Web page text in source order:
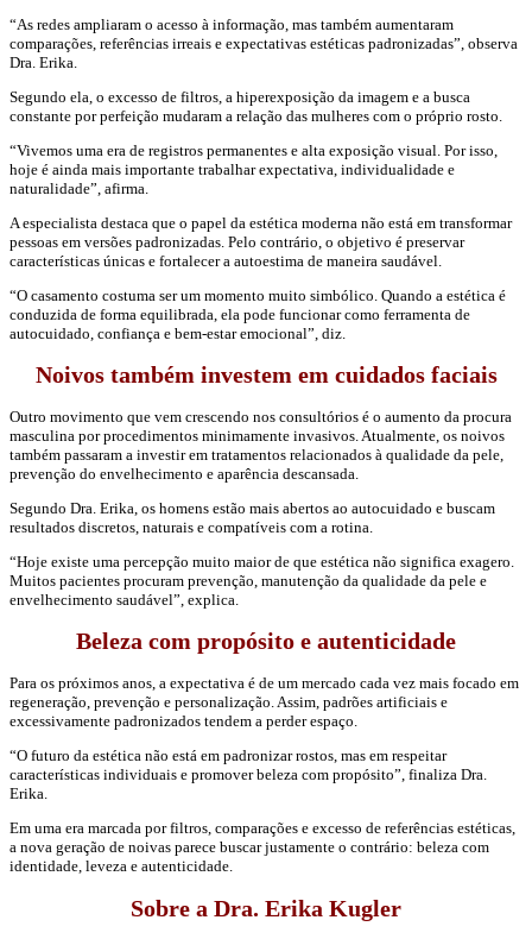
“As redes ampliaram o acesso à informação, mas também aumentaram
comparações, referências irreais e expectativas estéticas padronizadas”, observa
Dra. Erika.
Segundo ela, o excesso de filtros, a hiperexposição da imagem e a busca
constante por perfeição mudaram a relação das mulheres com o próprio rosto.
“Vivemos uma era de registros permanentes e alta exposição visual. Por isso,
hoje é ainda mais importante trabalhar expectativa, individualidade e
naturalidade”, afirma.
A especialista destaca que o papel da estética moderna não está em transformar
pessoas em versões padronizadas. Pelo contrário, o objetivo é preservar
características únicas e fortalecer a autoestima de maneira saudável.
“O casamento costuma ser um momento muito simbólico. Quando a estética é
conduzida de forma equilibrada, ela pode funcionar como ferramenta de
autocuidado, confiança e bem-estar emocional”, diz.
Noivos também investem em cuidados faciais
Outro movimento que vem crescendo nos consultórios é o aumento da procura
masculina por procedimentos minimamente invasivos. Atualmente, os noivos
também passaram a investir em tratamentos relacionados à qualidade da pele,
prevenção do envelhecimento e aparência descansada.
Segundo Dra. Erika, os homens estão mais abertos ao autocuidado e buscam
resultados discretos, naturais e compatíveis com a rotina.
“Hoje existe uma percepção muito maior de que estética não significa exagero.
Muitos pacientes procuram prevenção, manutenção da qualidade da pele e
envelhecimento saudável”, explica.
Beleza com propósito e autenticidade
Para os próximos anos, a expectativa é de um mercado cada vez mais focado em
regeneração, prevenção e personalização. Assim, padrões artificiais e
excessivamente padronizados tendem a perder espaço.
“O futuro da estética não está em padronizar rostos, mas em respeitar
características individuais e promover beleza com propósito”, finaliza Dra.
Erika.
Em uma era marcada por filtros, comparações e excesso de referências estéticas,
a nova geração de noivas parece buscar justamente o contrário: beleza com
identidade, leveza e autenticidade.
Sobre a Dra. Erika Kugler